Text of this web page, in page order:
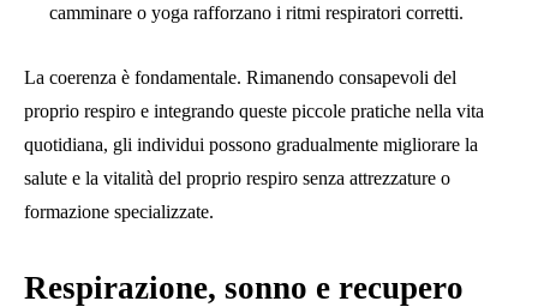
camminare o yoga rafforzano i ritmi respiratori corretti.
La coerenza è fondamentale. Rimanendo consapevoli del
proprio respiro e integrando queste piccole pratiche nella vita
quotidiana, gli individui possono gradualmente migliorare la
salute e la vitalità del proprio respiro senza attrezzature o
formazione specializzate.
Respirazione, sonno e recupero